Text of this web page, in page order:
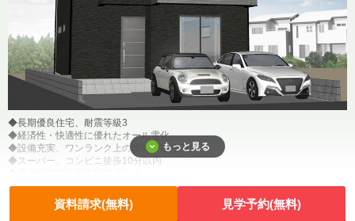
◆長期優良住宅、耐震等級3
◆経済性・快適性に優れたオール電化
◆設備充実、ワンランク上の建売戸建住宅
◆スーパー、コンビニ徒歩10分以内
もっと見る
資料請求(無料) 見学予約(無料)